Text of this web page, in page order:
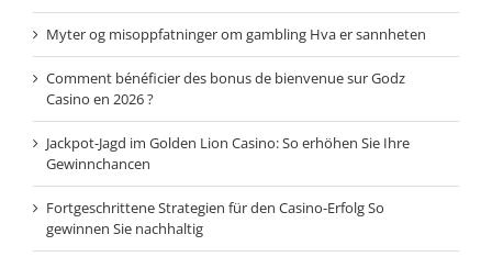
Myter og misoppfatninger om gambling Hva er sannheten
Comment bénéficier des bonus de bienvenue sur Godz
Casino en 2026 ?
Jackpot-Jagd im Golden Lion Casino: So erhöhen Sie Ihre
Gewinnchancen
Fortgeschrittene Strategien für den Casino-Erfolg So
gewinnen Sie nachhaltig